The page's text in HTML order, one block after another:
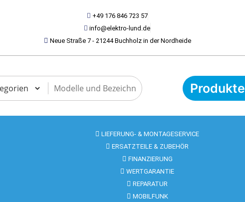
+49 176 846 723 57
info@elektro-lund.de
Neue Straße 7 - 21244 Buchholz in der Nordheide
Produkte
LIEFERUNG- & MONTAGESERVICE
ERSATZTEILE & ZUBEHÖR
FINANZIERUNG
WERTGARANTIE
REPARATUR
MOBILFUNK